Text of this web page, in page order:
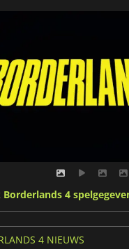
Borderlands 4
4 NIEUWS